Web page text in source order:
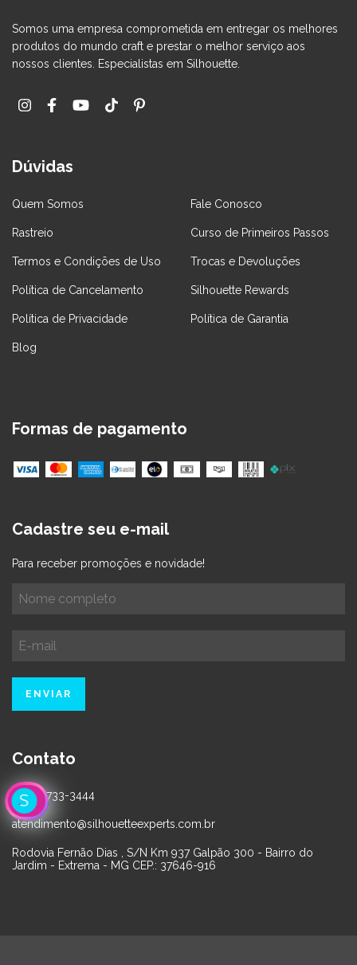
Somos uma empresa comprometida em entregar os melhores
produtos do mundo craft e prestar o melhor serviço aos
nossos clientes. Especialistas em Silhouette.
Dúvidas
Quem Somos Fale Conosco
Rastreio Curso de Primeiros Passos
Termos e Condições de Uso Trocas e Devoluções
Política de Cancelamento Silhouette Rewards
Política de Privacidade Política de Garantia
Blog
Formas de pagamento
Cadastre seu e-mail
Para receber promoções e novidade!
Contato
(35) 99733-3444
atendimento@silhouetteexperts.com.br
Rodovia Fernão Dias , S/N Km 937 Galpão 300 - Bairro do
Jardim - Extrema - MG CEP.: 37646-916